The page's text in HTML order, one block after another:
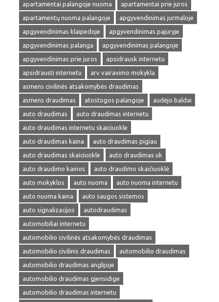
apartamentai palangoje nuoma
apartamentai prie juros
apartamentų nuoma palangoje
apgyvendinimas jurmaloje
apgyvendinimas klaipedoje
apgyvendinimas pajuryje
apgyvendinimas palanga
apgyvendinimas palangoje
apgyvendinimas prie juros
apsidrausk internetu
apsidrausti internetu
arv vairavimo mokykla
asmens civilinės atsakomybės draudimas
asmens draudimas
atostogos palangoje
audėjo baldai
auto draudimas
auto draudimas internetu
auto draudimas internetu skaiciuokle
auto draudimas kaina
auto draudimas pigiau
auto draudimas skaiciuokle
auto draudimas uk
auto draudimo kainos
auto draudimo skaičiuoklė
auto mokyklos
auto nuoma
auto nuoma internetu
auto nuoma kaina
auto saugos sistemos
auto signalizacijos
autodraudimas
automobiliai internetu
automobilio civilinės atsakomybės draudimas
automobilio civilinis draudimas
automobilio draudimas
automobilio draudimas anglijoje
automobilio draudimas gjensidige
automobilio draudimas internetu